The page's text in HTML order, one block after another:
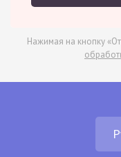
Нажимая на кнопку